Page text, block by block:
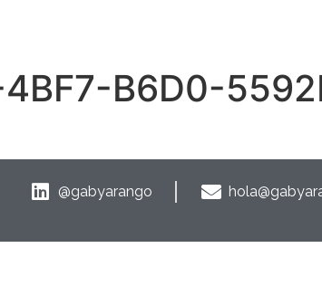
B6D0-
@gabyarango